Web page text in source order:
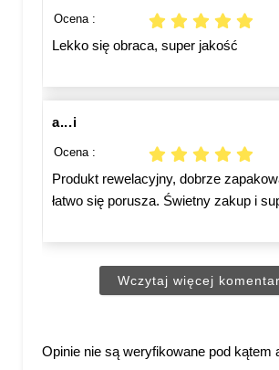
Ocena :
Lekko się obraca, super jakość
a...i
Ocena :
Produkt rewelacyjny, dobrze
łatwo się porusza. Świetny zakup i
Wczytaj więcej
Opinie nie są weryfikowane pod kątem